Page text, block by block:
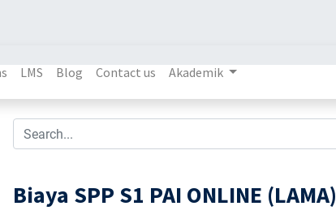
LMS Blog Contact us Akademik
Biaya SPP S1 PAI ONLINE (LAMA)